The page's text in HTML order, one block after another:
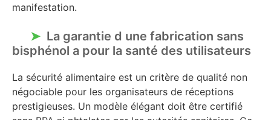
manifestation.
La garantie d une fabrication sans
bisphénol a pour la santé des utilisateurs
La sécurité alimentaire est un critère de qualité non
négociable pour les organisateurs de réceptions
prestigieuses. Un modèle élégant doit être certifié